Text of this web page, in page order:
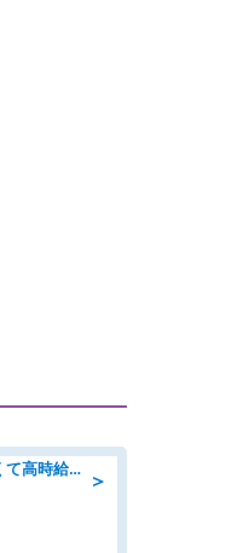
＞
梱包・仕分け・検品/働きやすくて高時給の仕分け作業長期休暇充実/残業なし